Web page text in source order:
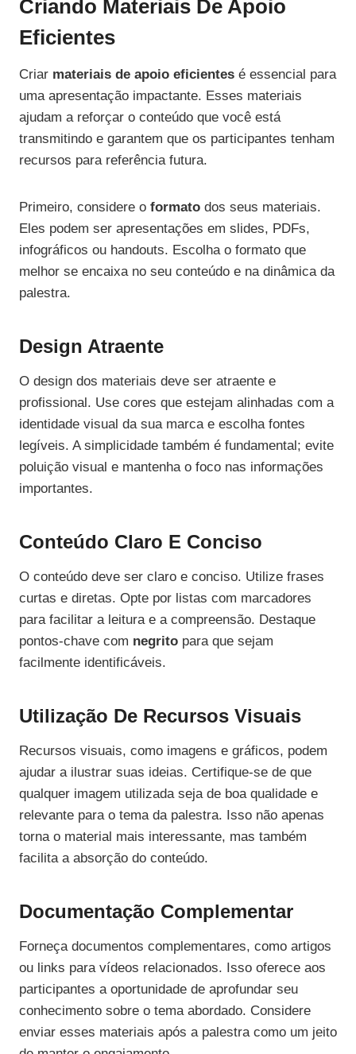
Criando Materiais De Apoio
Eficientes
Criar materiais de apoio eficientes é essencial para
uma apresentação impactante. Esses materiais
ajudam a reforçar o conteúdo que você está
transmitindo e garantem que os participantes tenham
recursos para referência futura.
Primeiro, considere o formato dos seus materiais.
Eles podem ser apresentações em slides, PDFs,
infográficos ou handouts. Escolha o formato que
melhor se encaixa no seu conteúdo e na dinâmica da
palestra.
Design Atraente
O design dos materiais deve ser atraente e
profissional. Use cores que estejam alinhadas com a
identidade visual da sua marca e escolha fontes
legíveis. A simplicidade também é fundamental; evite
poluição visual e mantenha o foco nas informações
importantes.
Conteúdo Claro E Conciso
O conteúdo deve ser claro e conciso. Utilize frases
curtas e diretas. Opte por listas com marcadores
para facilitar a leitura e a compreensão. Destaque
pontos-chave com negrito para que sejam
facilmente identificáveis.
Utilização De Recursos Visuais
Recursos visuais, como imagens e gráficos, podem
ajudar a ilustrar suas ideias. Certifique-se de que
qualquer imagem utilizada seja de boa qualidade e
relevante para o tema da palestra. Isso não apenas
torna o material mais interessante, mas também
facilita a absorção do conteúdo.
Documentação Complementar
Forneça documentos complementares, como artigos
ou links para vídeos relacionados. Isso oferece aos
participantes a oportunidade de aprofundar seu
conhecimento sobre o tema abordado. Considere
enviar esses materiais após a palestra como um jeito